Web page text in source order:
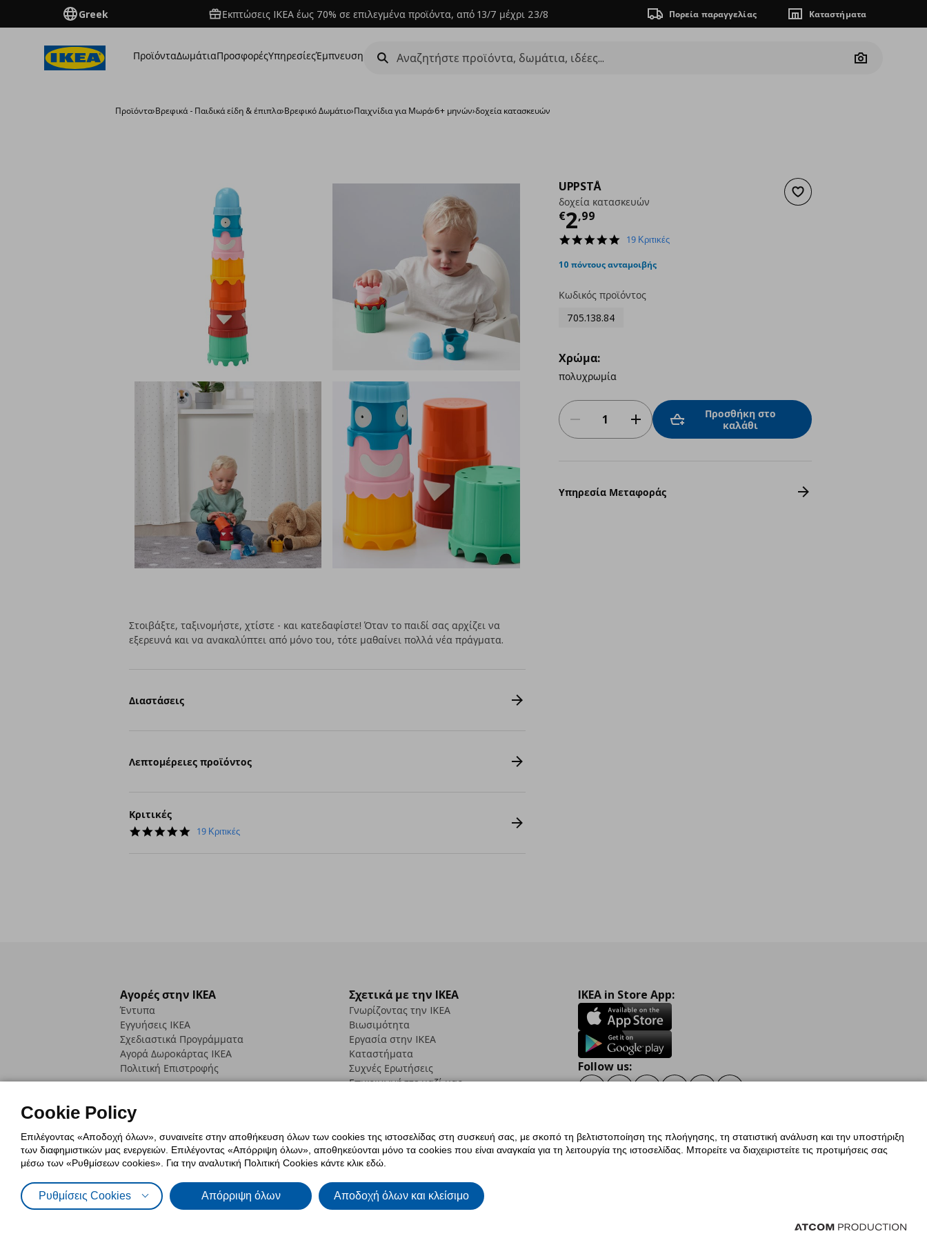
Greek Εκπτώσεις IKEA έως 70% σε επιλεγμένα προϊόντα, από 13/7 μέχρι 23/8 Πορεία παραγγελίας Καταστήματα
ΠροϊόνταΔωμάτιαΠροσφορέςΥπηρεσίεςΈμπνευση
Camera
Προϊόντα›Βρεφικά - Παιδικά είδη & έπιπλα›Βρεφικό Δωμάτιο›Παιχνίδια για Μωρά›6+ μηνών›δοχεία κατασκευών
Προσθήκη στα αγαπημένα
UPPSTÅ
δοχεία κατασκευών
€2,99
Τρέχουσα τιμή
4.9
rating
19 Κριτικές
10 πόντους ανταμοιβής
Κωδικός προϊόντος
705.138.84
Χρώμα:
πολυχρωμία
Προσθήκη στο
καλάθι
Υπηρεσία Μεταφοράς
Στοιβάξτε, ταξινομήστε, χτίστε - και κατεδαφίστε! Όταν το παιδί σας αρχίζει να
εξερευνά και να ανακαλύπτει από μόνο του, τότε μαθαίνει πολλά νέα πράγματα.
Διαστάσεις
Λεπτομέρειες προϊόντος
Κριτικές
4.9
19 Κριτικές
Αγορές στην IKEA
Έντυπα
Εγγυήσεις IKEA
Σχεδιαστικά Προγράμματα
Αγορά Δωρoκάρτας IKEA
Πολιτική Επιστροφής
Σχετικά με την IKEA
Γνωρίζοντας την IKEA
Βιωσιμότητα
Εργασία στην IKEA
Καταστήματα
Συχνές Ερωτήσεις
Επικοινωνήστε μαζί μας
IKEA in Store App:
Follow us:
Πολιτική Cookies Δήλωση ψηφιακής προσβασιμότητας
Γενική Πολιτική Προσωπικών Δεδομένων
Cookie Policy
Επιλέγοντας «Αποδοχή όλων», συναινείτε στην αποθήκευση όλων των cookies της ιστοσελίδας στη συσκευή σας, με σκοπό τη βελτιστοποίηση της πλοήγησης, τη στατιστική ανάλυση και την υποστήριξη
των διαφημιστικών μας ενεργειών. Επιλέγοντας «Απόρριψη όλων», αποθηκεύονται μόνο τα cookies που είναι αναγκαία για τη λειτουργία της ιστοσελίδας. Μπορείτε να διαχειριστείτε τις προτιμήσεις σας
μέσω των «Ρυθμίσεων cookies». Για την αναλυτική Πολιτική Cookies κάντε κλικ εδώ.
Ρυθμίσεις Cookies Απόρριψη όλων Αποδοχή όλων και κλείσιμο